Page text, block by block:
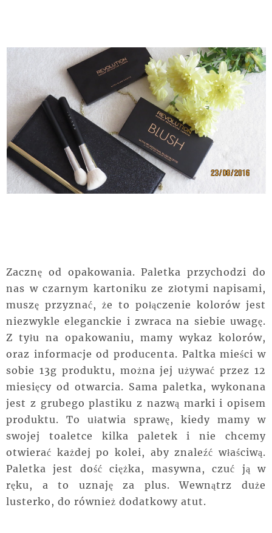
Zacznę od opakowania. Paletka przychodzi do
nas w czarnym kartoniku ze złotymi napisami,
muszę przyznać, że to połączenie kolorów jest
niezwykle eleganckie i zwraca na siebie uwagę.
Z tyłu na opakowaniu, mamy wykaz kolorów,
oraz informacje od producenta. Paltka mieści w
sobie 13g produktu, można jej używać przez 12
miesięcy od otwarcia. Sama paletka, wykonana
jest z grubego plastiku z nazwą marki i opisem
produktu. To ułatwia sprawę, kiedy mamy w
swojej toaletce kilka paletek i nie chcemy
otwierać każdej po kolei, aby znaleźć właściwą.
Paletka jest dość ciężka, masywna, czuć ją w
ręku, a to uznaję za plus. Wewnątrz duże
lusterko, do również dodatkowy atut.